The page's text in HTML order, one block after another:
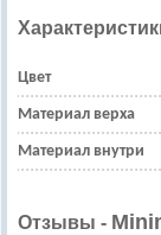
Цвет
Материал верха
Материал внутри
Отзывы -